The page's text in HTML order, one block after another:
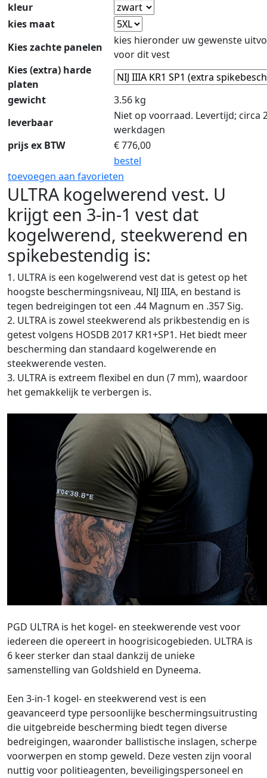
kleur
kies maat
Kies zachte panelen
kies hieronder uw gewenste
voor dit vest
Kies (extra) harde
platen
gewicht
3.56 kg
leverbaar
Niet op voorraad. Levertijd; circa
werkdagen
prijs ex BTW
€776,00
bestel
toevoegen aan favorieten
ULTRA kogelwerend vest. U
krijgt een 3-in-1 vest dat
kogelwerend, steekwerend en
spikebestendig is:
1. ULTRA is een kogelwerend vest dat is getest op het
hoogste beschermingsniveau, NIJ IIIA, en bestand is
tegen bedreigingen tot een .44 Magnum en .357 Sig.
2. ULTRA is zowel steekwerend als prikbestendig en is
getest volgens HOSDB 2017 KR1+SP1. Het biedt meer
bescherming dan standaard kogelwerende en
steekwerende vesten.
3. ULTRA is extreem flexibel en dun (7 mm), waardoor
het gemakkelijk te verbergen is.
PGD ULTRA is het kogel- en steekwerende vest voor
iedereen die opereert in hoogrisicogebieden. ULTRA is
6 keer sterker dan staal dankzij de unieke
samenstelling van Goldshield en Dyneema.
Een 3-in-1 kogel- en steekwerend vest is een
geavanceerd type persoonlijke beschermingsuitrusting
die uitgebreide bescherming biedt tegen diverse
bedreigingen, waaronder ballistische inslagen, scherpe
voorwerpen en stomp geweld. Deze vesten zijn vooral
nuttig voor politieagenten, beveiligingspersoneel en